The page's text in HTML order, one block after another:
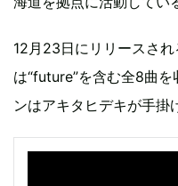
12月23日にリリースさ
は“future”を含む全8曲
ンはアキタヒデキが手掛